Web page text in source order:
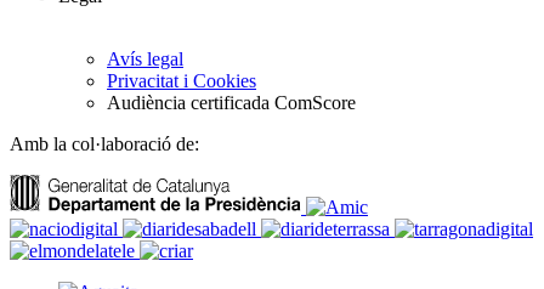
Avís legal
Privacitat i Cookies
Audiència certificada ComScore
Amb la col·laboració de: